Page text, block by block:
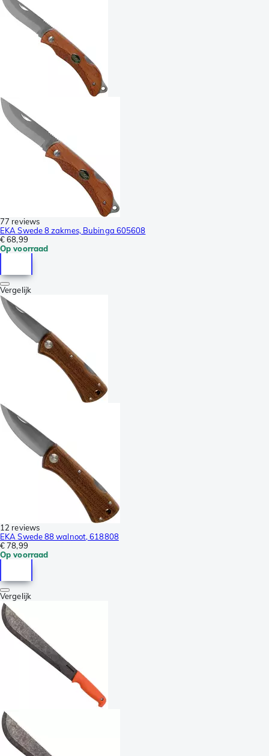
77 reviews
EKA Swede 8 zakmes, Bubinga 605608
€ 68,99
Op voorraad
Vergelijk
12 reviews
EKA Swede 88 walnoot, 618808
€ 78,99
Op voorraad
Vergelijk